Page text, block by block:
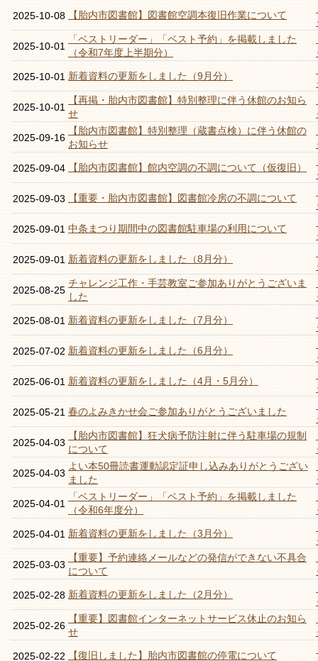
2025-10-08 【胎内市図書館】図書館空調本復旧作業について
2025-10-01
「ベストリーダー」「ベスト予約」を掲載しました
（令和7年度上半期分）
2025-10-01 新着資料の更新をしました（9月分）
2025-10-01
【再掲・胎内市図書館】特別整理に伴う休館のお知ら
せ
2025-09-16
【胎内市図書館】特別整理（蔵書点検）に伴う休館の
お知らせ
2025-09-04 【胎内市図書館】館内空調の不調について（仮復旧）
2025-09-03 【重要・胎内市図書館】図書館冷房の不調について
2025-09-01 中条まつり期間中の図書館駐車場の利用について
2025-09-01 新着資料の更新をしました（8月分）
2025-08-25
チャレンジ工作・手芸教室ご参加ありがとうございま
した
2025-08-01 新着資料の更新をしました（7月分）
2025-07-02 新着資料の更新をしました（6月分）
2025-06-01 新着資料の更新をしました（4月・5月分）
2025-05-21 春のよみきかせ会ご参加ありがとうございました
2025-04-03
【胎内市図書館】狂犬病予防注射に伴う駐車場の規制
について
2025-04-03
よい本50冊読書運動認定証申し込みありがとうござい
ました
2025-04-01
「ベストリーダー」「ベスト予約」を掲載しました
（令和6年度分）
2025-04-01 新着資料の更新をしました（3月分）
2025-03-03
【重要】予約連絡メールなどの発信ができない不具合
について
2025-02-28 新着資料の更新をしました（2月分）
2025-02-26
【重要】図書館インターネットサービス休止のお知ら
せ
2025-02-22 【復旧しました】胎内市図書館の停電について